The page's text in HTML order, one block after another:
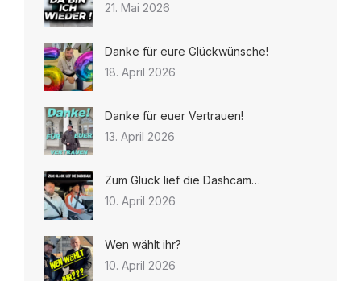
21. Mai 2026
Danke für eure Glückwünsche!
18. April 2026
Danke für euer Vertrauen!
13. April 2026
Zum Glück lief die Dashcam…
10. April 2026
Wen wählt ihr?
10. April 2026